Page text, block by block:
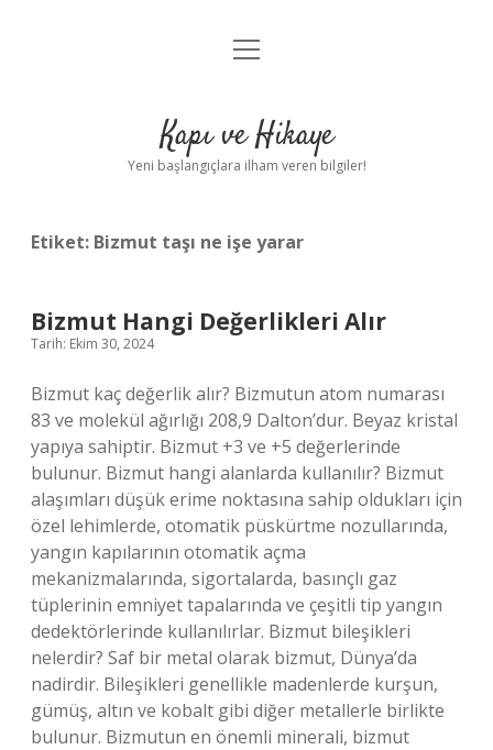
Anasayfa
Yasal Uyarı
menüyü
Kapı ve Hikaye
Yeni başlangıçlara ilham veren bilgiler!
Etiket: Bizmut taşı ne işe yarar
Bizmut Hangi Değerlikleri Alır
Tarih: Ekim 30, 2024
Bizmut kaç değerlik alır? Bizmutun atom numarası
83 ve molekül ağırlığı 208,9 Dalton’dur. Beyaz kristal
yapıya sahiptir. Bizmut +3 ve +5 değerlerinde
bulunur. Bizmut hangi alanlarda kullanılır? Bizmut
alaşımları düşük erime noktasına sahip oldukları için
özel lehimlerde, otomatik püskürtme nozullarında,
yangın kapılarının otomatik açma
mekanizmalarında, sigortalarda, basınçlı gaz
tüplerinin emniyet tapalarında ve çeşitli tip yangın
dedektörlerinde kullanılırlar. Bizmut bileşikleri
nelerdir? Saf bir metal olarak bizmut, Dünya’da
nadirdir. Bileşikleri genellikle madenlerde kurşun,
gümüş, altın ve kobalt gibi diğer metallerle birlikte
bulunur. Bizmutun en önemli minerali, bizmut